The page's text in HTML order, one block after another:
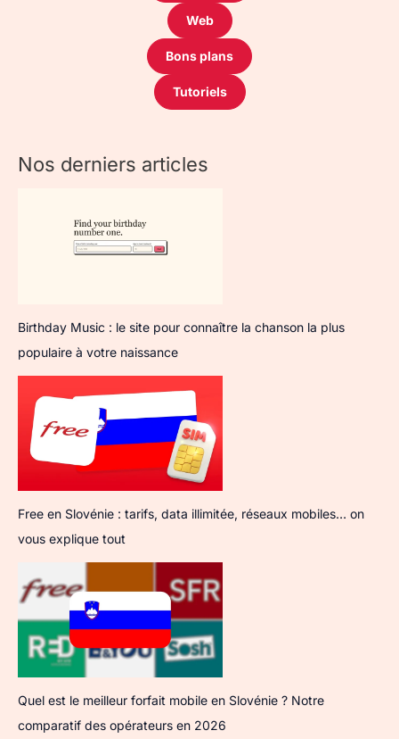
Web
Bons plans
Tutoriels
Nos derniers articles
Birthday Music : le site pour connaître la chanson la plus
populaire à votre naissance
Free en Slovénie : tarifs, data illimitée, réseaux mobiles… on
vous explique tout
Quel est le meilleur forfait mobile en Slovénie ? Notre
comparatif des opérateurs en 2026